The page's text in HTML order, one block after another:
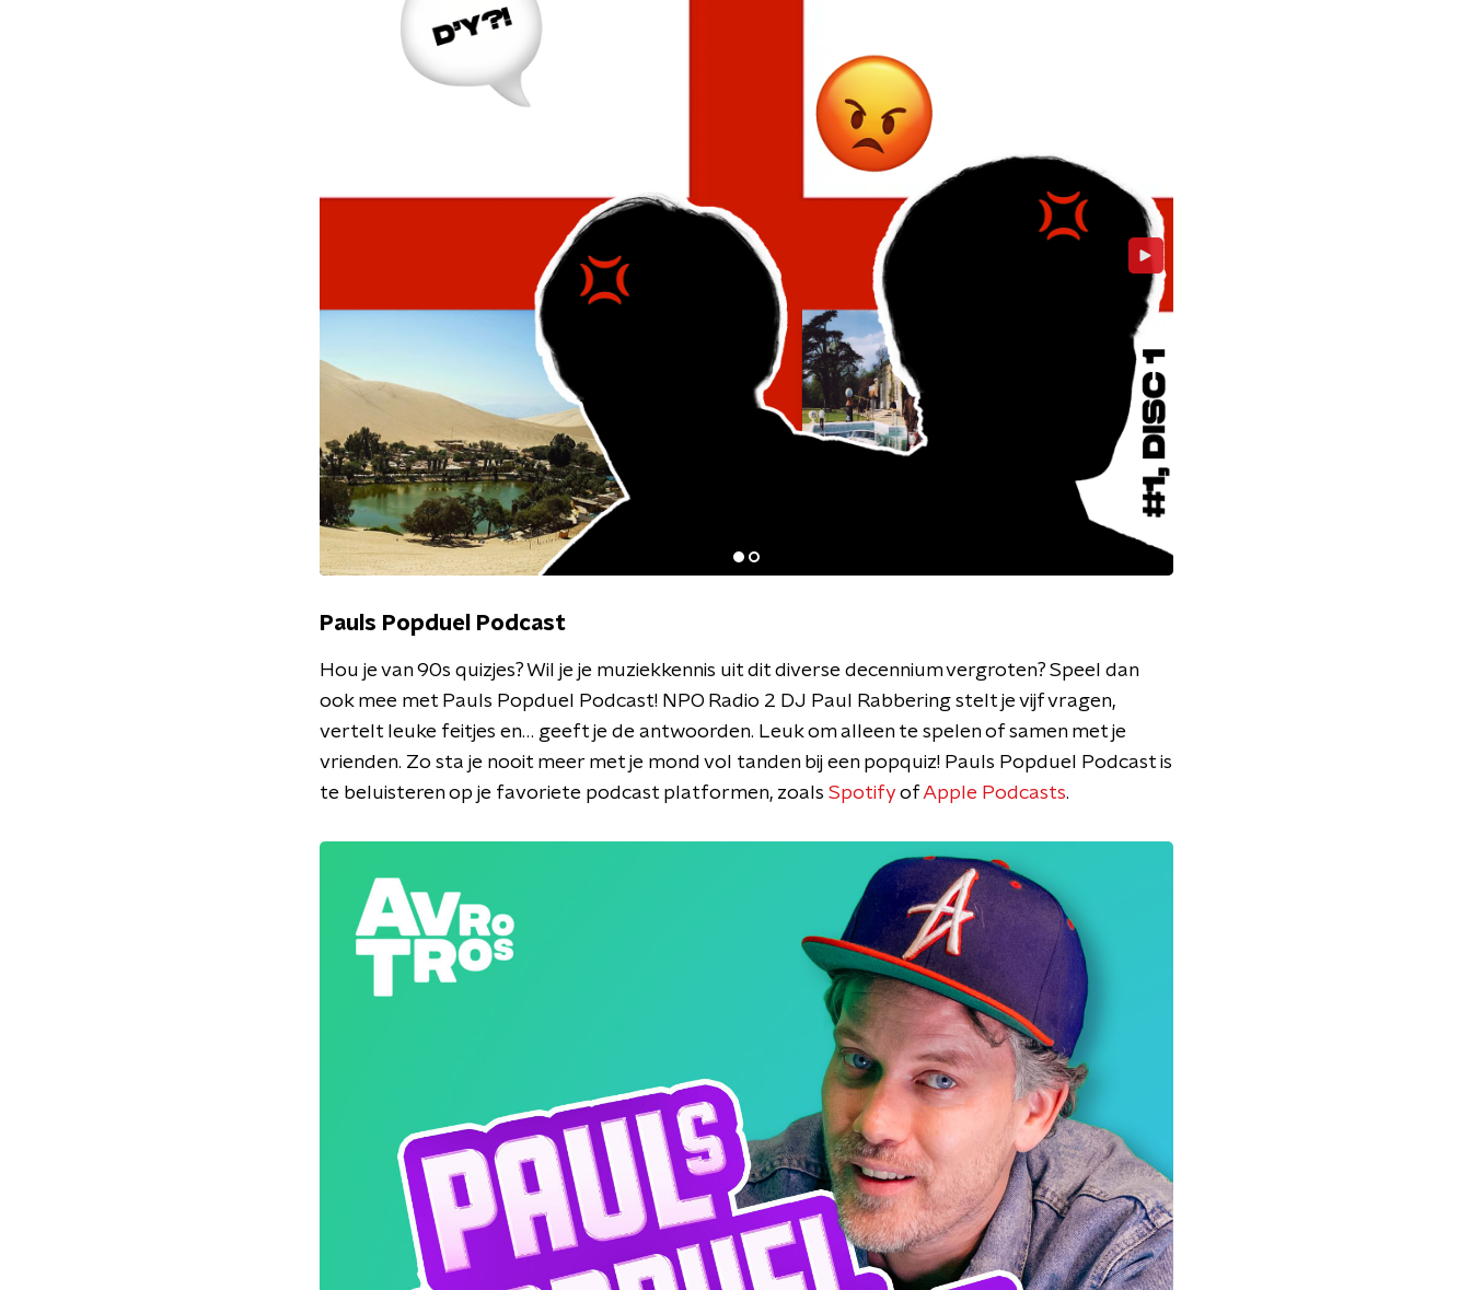
Pauls Popduel Podcast
Hou je van 90s quizjes? Wil je je muziekkennis uit dit diverse decennium vergroten? Speel dan
ook mee met Pauls Popduel Podcast! NPO Radio 2 DJ Paul Rabbering stelt je vijf vragen,
vertelt leuke feitjes en… geeft je de antwoorden. Leuk om alleen te spelen of samen met je
vrienden. Zo sta je nooit meer met je mond vol tanden bij een popquiz! Pauls Popduel Podcast is
te beluisteren op je favoriete podcast platformen, zoals SpotifyofApple Podcasts.